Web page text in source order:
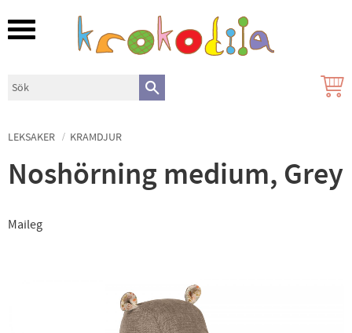
Meny
LEKSAKER KRAMDJUR
Noshörning medium, Grey
Maileg